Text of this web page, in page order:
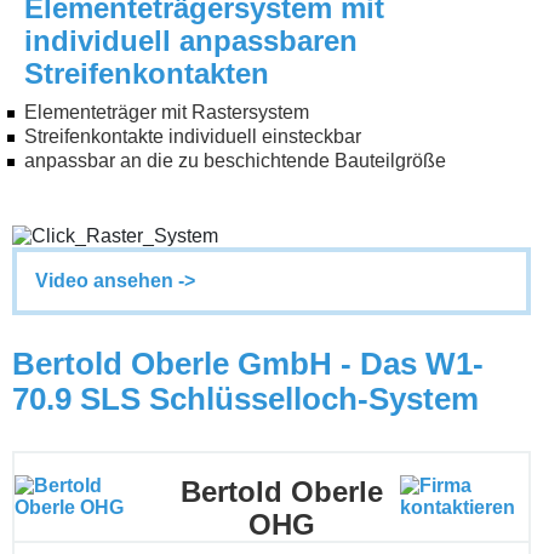
Elementeträgersystem mit
individuell anpassbaren
Streifenkontakten
Elementeträger mit Rastersystem
Streifenkontakte individuell einsteckbar
anpassbar an die zu beschichtende Bauteilgröße
Video ansehen ->
Bertold Oberle GmbH - Das W1-
70.9 SLS Schlüsselloch-System
Bertold Oberle
OHG